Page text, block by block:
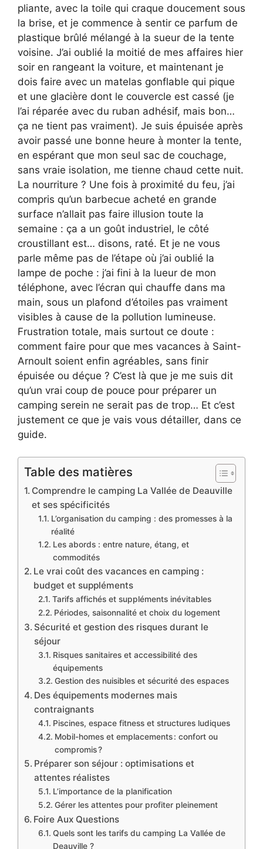
pliante, avec la toile qui craque doucement sous
la brise, et je commence à sentir ce parfum de
plastique brûlé mélangé à la sueur de la tente
voisine. J’ai oublié la moitié de mes affaires hier
soir en rangeant la voiture, et maintenant je
dois faire avec un matelas gonflable qui pique
et une glacière dont le couvercle est cassé (je
l’ai réparée avec du ruban adhésif, mais bon…
ça ne tient pas vraiment). Je suis épuisée après
avoir passé une bonne heure à monter la tente,
en espérant que mon seul sac de couchage,
sans vraie isolation, me tienne chaud cette nuit.
La nourriture ? Une fois à proximité du feu, j’ai
compris qu’un barbecue acheté en grande
surface n’allait pas faire illusion toute la
semaine : ça a un goût industriel, le côté
croustillant est… disons, raté. Et je ne vous
parle même pas de l’étape où j’ai oublié la
lampe de poche : j’ai fini à la lueur de mon
téléphone, avec l’écran qui chauffe dans ma
main, sous un plafond d’étoiles pas vraiment
visibles à cause de la pollution lumineuse.
Frustration totale, mais surtout ce doute :
comment faire pour que mes vacances à Saint-
Arnoult soient enfin agréables, sans finir
épuisée ou déçue ? C’est là que je me suis dit
qu’un vrai coup de pouce pour préparer un
camping serein ne serait pas de trop… Et c’est
justement ce que je vais vous détailler, dans ce
guide.
Table des matières
Comprendre le camping La Vallée de Deauville
et ses spécificités
L’organisation du camping : des promesses à la
réalité
Les abords : entre nature, étang, et
commodités
Le vrai coût des vacances en camping :
budget et suppléments
Tarifs affichés et suppléments inévitables
Périodes, saisonnalité et choix du logement
Sécurité et gestion des risques durant le
séjour
Risques sanitaires et accessibilité des
équipements
Gestion des nuisibles et sécurité des espaces
Des équipements modernes mais
contraignants
Piscines, espace fitness et structures ludiques
Mobil-homes et emplacements : confort ou
compromis ?
Préparer son séjour : optimisations et
attentes réalistes
L’importance de la planification
Gérer les attentes pour profiter pleinement
Foire Aux Questions
Quels sont les tarifs du camping La Vallée de
Deauville ?